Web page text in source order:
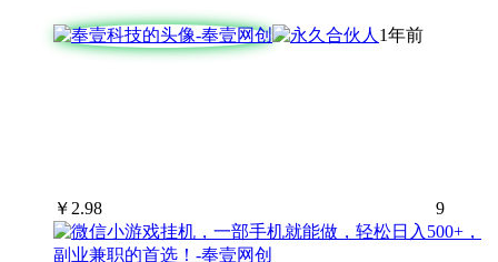
1年前
￥ 2.98 9